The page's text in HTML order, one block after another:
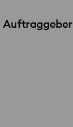
Auftraggeber